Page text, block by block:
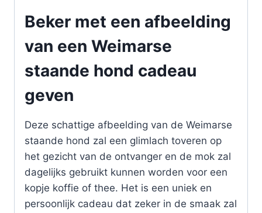
Beker met een afbeelding
van een Weimarse
staande hond cadeau
geven
Deze schattige afbeelding van de Weimarse
staande hond zal een glimlach toveren op
het gezicht van de ontvanger en de mok zal
dagelijks gebruikt kunnen worden voor een
kopje koffie of thee. Het is een uniek en
persoonlijk cadeau dat zeker in de smaak zal